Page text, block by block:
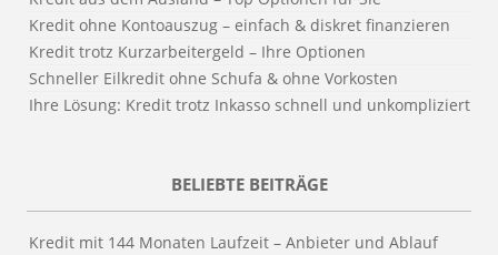
Kredit ohne Kontoauszug – einfach & diskret finanzieren
Kredit trotz Kurzarbeitergeld – Ihre Optionen
Schneller Eilkredit ohne Schufa & ohne Vorkosten
Ihre Lösung: Kredit trotz Inkasso schnell und unkompliziert
BELIEBTE BEITRÄGE
Kredit mit 144 Monaten Laufzeit – Anbieter und Ablauf